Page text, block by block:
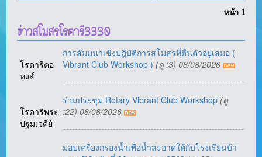
หน้า 1
ข่าวสโมสรโรตารี3330
โรตารีคอ
หงส์
การสัมมนาเชิงปฎิบัติการสโมสรที่ตื่นตัวอยู่เสมอ (
Vibrant Club Workshop ) (ดู :3) 08/08/2026
โรตารีพระ
ปฐมเจดีย์
ร่วมประชุม Rotary Vibrant Club Workshop (ดู
:22) 08/08/2026
มอบเครื่องกรองน้ำเพื่อน้ำสะอาดให้กับโรงเรียนบ้า